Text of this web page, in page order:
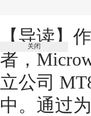
【导读】
者，
立公司
中。通过为
关闭